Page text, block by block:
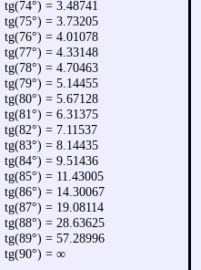
tg(74°) = 3.48741
tg(75°) = 3.73205
tg(76°) = 4.01078
tg(77°) = 4.33148
tg(78°) = 4.70463
tg(79°) = 5.14455
tg(80°) = 5.67128
tg(81°) = 6.31375
tg(82°) = 7.11537
tg(83°) = 8.14435
tg(84°) = 9.51436
tg(85°) = 11.43005
tg(86°) = 14.30067
tg(87°) = 19.08114
tg(88°) = 28.63625
tg(89°) = 57.28996
tg(90°) = ∞